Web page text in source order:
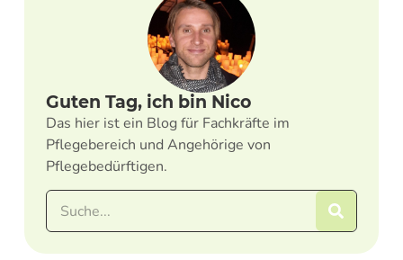
Guten Tag, ich bin Nico
Das hier ist ein Blog für Fachkräfte im
Pflegebereich und Angehörige von
Pflegebedürftigen.